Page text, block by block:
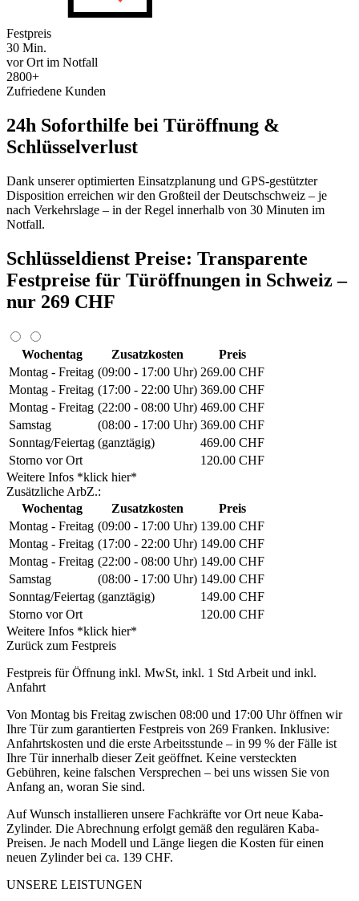
Festpreis
30 Min.
vor Ort im Notfall
2800+
Zufriedene Kunden
24h Soforthilfe bei Türöffnung &
Schlüsselverlust
Dank unserer optimierten Einsatzplanung und GPS-gestützter
Disposition erreichen wir den Großteil der Deutschschweiz – je
nach Verkehrslage – in der Regel innerhalb von 30 Minuten im
Notfall.
Schlüsseldienst Preise: Transparente
Festpreise für Türöffnungen in Schweiz –
nur 269 CHF
Wochentag Zusatzkosten
Preis
Montag - Freitag (09:00 - 17:00 Uhr) 269.00 CHF
Montag - Freitag (17:00 - 22:00 Uhr) 369.00 CHF
Montag - Freitag (22:00 - 08:00 Uhr) 469.00 CHF
Samstag
(08:00 - 17:00 Uhr) 369.00 CHF
Sonntag/Feiertag (ganztägig)
469.00 CHF
Storno vor Ort
120.00 CHF
Weitere Infos *klick hier*
Zusätzliche ArbZ.:
Wochentag
Zusatzkosten
Preis
Montag - Freitag (09:00 - 17:00 Uhr) 139.00 CHF
Montag - Freitag (17:00 - 22:00 Uhr) 149.00 CHF
Montag - Freitag (22:00 - 08:00 Uhr) 149.00 CHF
Samstag
(08:00 - 17:00 Uhr) 149.00 CHF
Sonntag/Feiertag (ganztägig)
149.00 CHF
Storno vor Ort
120.00 CHF
Weitere Infos *klick hier*
Zurück zum Festpreis
Festpreis für Öffnung inkl. MwSt, inkl. 1 Std Arbeit und inkl.
Anfahrt
Von Montag bis Freitag zwischen 08:00 und 17:00 Uhr öffnen wir
Ihre Tür zum garantierten Festpreis von 269 Franken. Inklusive:
Anfahrtskosten und die erste Arbeitsstunde – in 99 % der Fälle ist
Ihre Tür innerhalb dieser Zeit geöffnet. Keine versteckten
Gebühren, keine falschen Versprechen – bei uns wissen Sie von
Anfang an, woran Sie sind.
Auf Wunsch installieren unsere Fachkräfte vor Ort neue Kaba-
Zylinder. Die Abrechnung erfolgt gemäß den regulären Kaba-
Preisen. Je nach Modell und Länge liegen die Kosten für einen
neuen Zylinder bei ca. 139 CHF.
UNSERE LEISTUNGEN